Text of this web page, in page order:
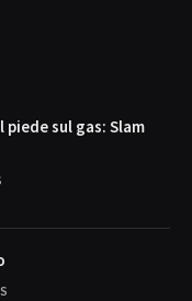
piede sul gas: Slam